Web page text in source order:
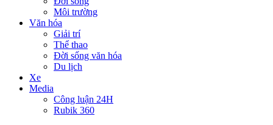
Môi trường
Văn hóa
Giải trí
Thể thao
Đời sống văn hóa
Du lịch
Xe
Media
Công luận 24H
Rubik 360